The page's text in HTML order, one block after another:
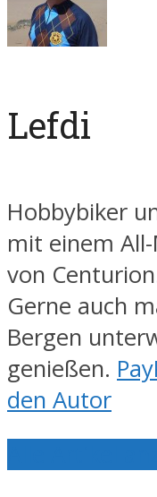
Lefdi
Hobbybiker
mit einem
von
Gerne auch
Bergen
genießen.
den Autor